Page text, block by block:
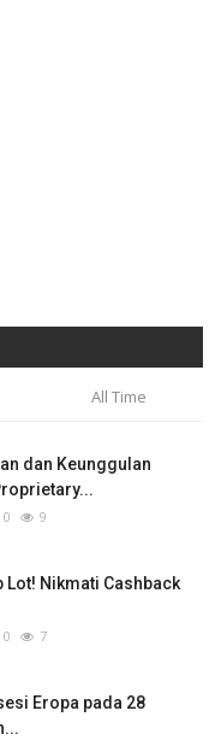
All Time
dan Keunggulan
0 9
Lot! Nikmati Cashback
0 7
Eropa pada 28